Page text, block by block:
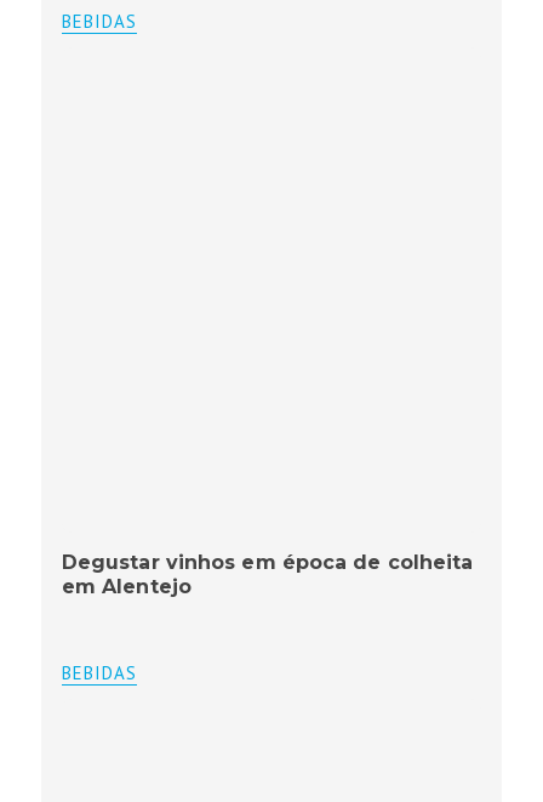
BEBIDAS
Degustar vinhos em época de colheita
em Alentejo
BEBIDAS